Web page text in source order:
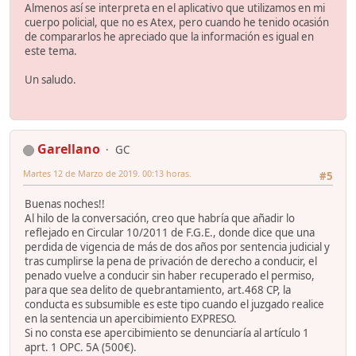
Almenos así se interpreta en el aplicativo que utilizamos en mi
cuerpo policial, que no es Atex, pero cuando he tenido ocasión
de compararlos he apreciado que la información es igual en
este tema.
Un saludo.
Garellano
GC
#5
Martes 12 de Marzo de 2019. 00:13 horas.
Buenas noches!!
Al hilo de la conversación, creo que habría que añadir lo
reflejado en Circular 10/2011 de F.G.E., donde dice que una
perdida de vigencia de más de dos años por sentencia judicial y
tras cumplirse la pena de privación de derecho a conducir, el
penado vuelve a conducir sin haber recuperado el permiso,
para que sea delito de quebrantamiento, art.468 CP, la
conducta es subsumible es este tipo cuando el juzgado realice
en la sentencia un apercibimiento EXPRESO.
Si no consta ese apercibimiento se denunciaría al artículo 1
aprt. 1 OPC. 5A (500€).